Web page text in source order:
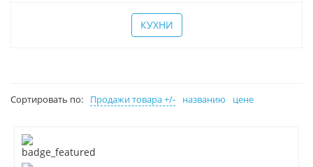
КУХНИ
Сортировать по: Продажи товара +/- названию цене